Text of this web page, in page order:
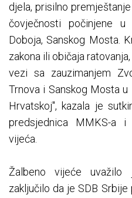
djela, prisilno
čovječnosti počinjene u
Doboja, Sanskog Mosta.
zakona ili običaja
vezi sa zauzimanjem
Trnova i Sanskog Mosta u
Hrvatskoj", kazala je
predsjednica MMKS-a i
vijeća.
Žalbeno vijeće
zaključilo da je SDB Srbije